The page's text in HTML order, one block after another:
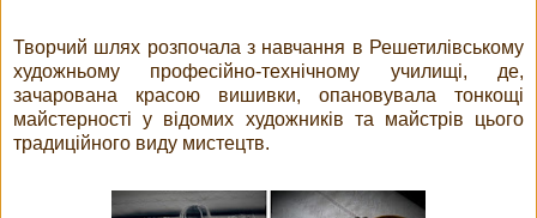
Творчий шлях розпочала з навчання в Решетилівському
художньому професійно-технічному училищі, де,
зачарована красою вишивки, опановувала тонкощі
майстерності у відомих художників та майстрів цього
традиційного виду мистецтв.